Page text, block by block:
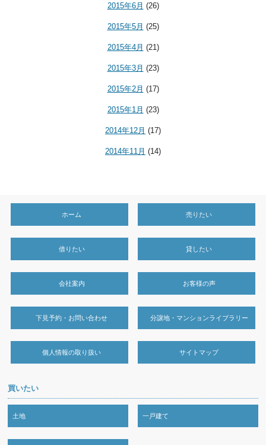
2015年6月 (26)
2015年5月 (25)
2015年4月 (21)
2015年3月 (23)
2015年2月 (17)
2015年1月 (23)
2014年12月 (17)
2014年11月 (14)
ホーム 売りたい
借りたい 貸したい
会社案内 お客様の声
下見予約・お問い合わせ 分譲地・マンションライブラリー
個人情報の取り扱い サイトマップ
買いたい
土地 一戸建て